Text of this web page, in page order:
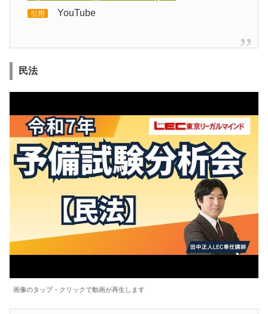
引用 YouTube
民法
画像のタップ・クリックで動画が再生します